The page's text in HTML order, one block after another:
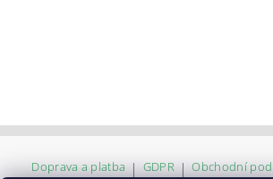
Doprava a platba | GDPR | Obchodní